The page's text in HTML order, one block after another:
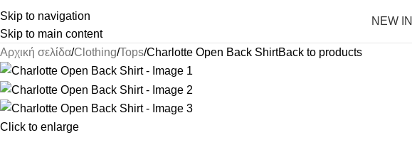
Skip to navigation
Skip to main content
NEW IN
Αρχική σελίδα Clothing Tops Charlotte Open Back ShirtBack to products
Click to enlarge